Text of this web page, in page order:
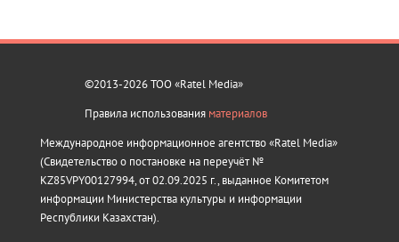
©2013-2026 ТОО «Ratel Media»
Правила использования материалов
Международное информационное агентство «Ratel Media»
(Свидетельство о постановке на переучёт №
KZ85VPY00127994, от 02.09.2025 г., выданное Комитетом
информации Министерства культуры и информации
Республики Казахстан).